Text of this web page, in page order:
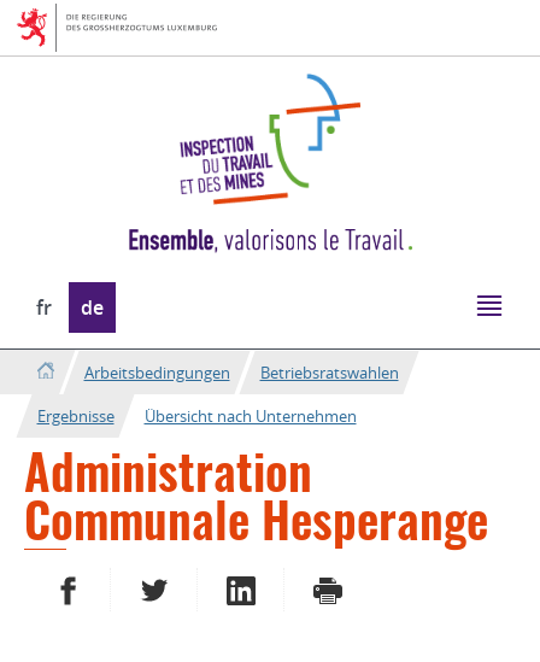
Zur
Navigation
Zum
Inhalt
Sprache
wechseln
fr de
Arbeitsbedingungen
Betriebsratswahlen
Ergebnisse
Übersicht nach Unternehmen
Administration
Communale Hesperange
AUF FACEBOOK TEILENAUF TWITTER TEILENAUF LINKEDIN TEILEN
DRUCKEN